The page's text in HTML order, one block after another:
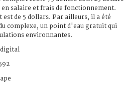
salaire et frais de fonctionnement.
est de 5 dollars. Par ailleurs, il a été
complexe, un point d'eau gratuit qui
environnantes.
digital